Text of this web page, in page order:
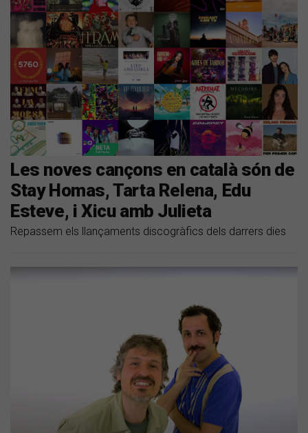
Les noves cançons en català són de
Stay Homas, Tarta Relena, Edu
Esteve, i Xicu amb Julieta
Repassem els llançaments discogràfics dels darrers dies